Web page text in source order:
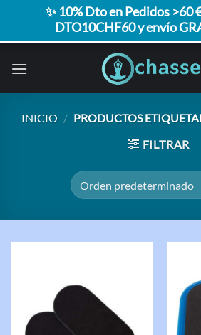
INICIO / PRODUCTOS
FILTRAR
✨ 10% Dto en Pedidos >60
DTO10CHF60 y envío